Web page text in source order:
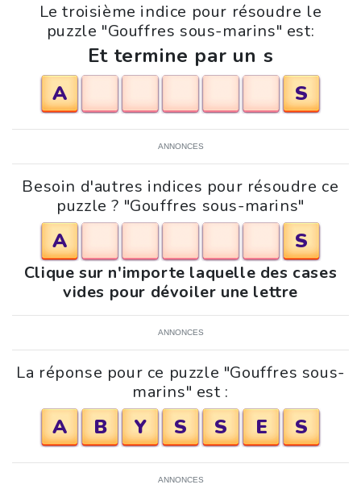
Le troisième indice pour résoudre le
puzzle "Gouffres sous-marins" est:
Et termine par un s
A
S
ANNONCES
Besoin d'autres indices pour résoudre ce
puzzle ? "Gouffres sous-marins"
A S
Clique sur n'importe laquelle des cases
vides pour dévoiler une lettre
ANNONCES
La réponse pour ce puzzle "Gouffres sous-
marins" est :
A B Y S S E S
ANNONCES